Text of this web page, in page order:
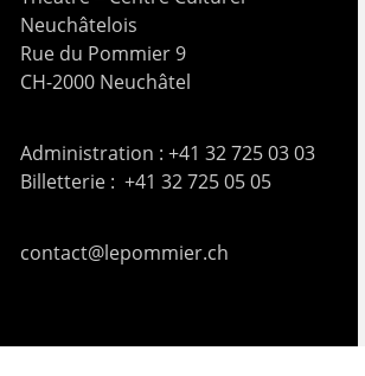
Neuchâtelois
Rue du Pommier 9
CH-2000 Neuchâtel
Administration : +41 32 725 03 03
Billetterie : +41 32 725 05 05
contact@lepommier.ch